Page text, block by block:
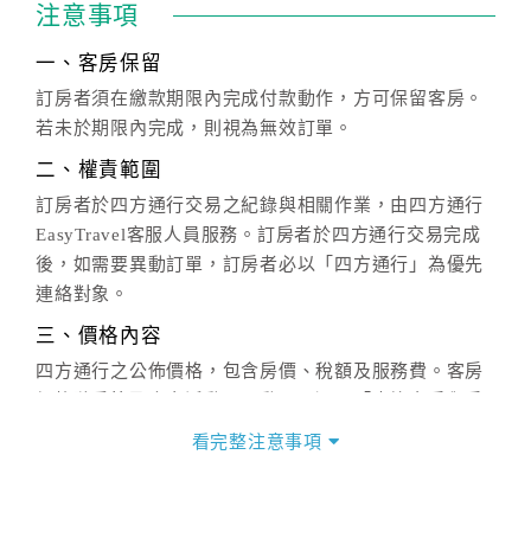
注意事項
一、客房保留
訂房者須在繳款期限內完成付款動作，方可保留客房。
若未於期限內完成，則視為無效訂單。
二、權責範圍
訂房者於四方通行交易之紀錄與相關作業，由四方通行
EasyTravel客服人員服務。訂房者於四方通行交易完成
後，如需要異動訂單，訂房者必以「四方通行」為優先
連絡對象。
三、價格內容
四方通行之公佈價格，包含房價、稅額及服務費。客房
價」之當日價格為標準。
看完整注意事項